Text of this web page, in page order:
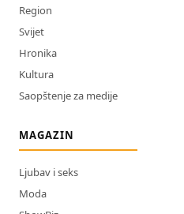
Region
Svijet
Hronika
Kultura
Saopštenje za medije
MAGAZIN
Ljubav i seks
Moda